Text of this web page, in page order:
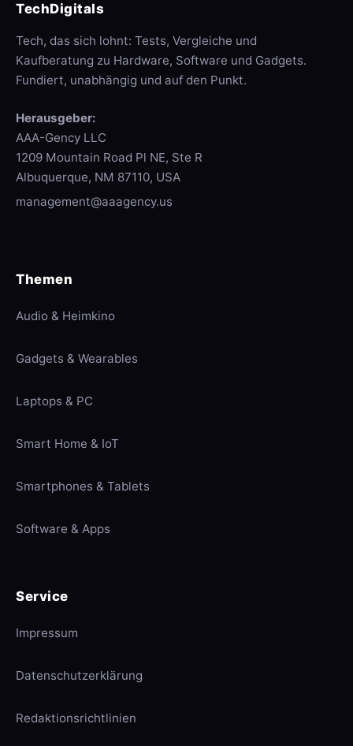
TechDigitals
Tech, das sich lohnt: Tests, Vergleiche und
Kaufberatung zu Hardware, Software und Gadgets.
Fundiert, unabhängig und auf den Punkt.
Herausgeber:
AAA-Gency LLC
1209 Mountain Road Pl NE, Ste R
Albuquerque, NM 87110, USA
management@aaagency.us
Themen
Audio & Heimkino
Gadgets & Wearables
Laptops & PC
Smart Home & IoT
Smartphones & Tablets
Software & Apps
Service
Impressum
Datenschutzerklärung
Redaktionsrichtlinien